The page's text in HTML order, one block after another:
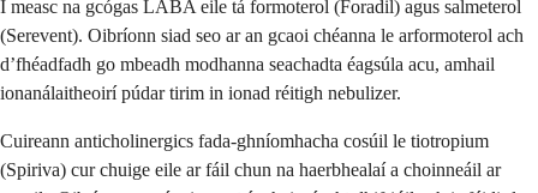
I measc na gcógas LABA eile tá formoterol (Foradil) agus salmeterol
(Serevent). Oibríonn siad seo ar an gcaoi chéanna le arformoterol ach
d’fhéadfadh go mbeadh modhanna seachadta éagsúla acu, amhail
ionanálaitheoirí púdar tirim in ionad réitigh nebulizer.
Cuireann anticholinergics fada-ghníomhacha cosúil le tiotropium
(Spiriva) cur chuige eile ar fáil chun na haerbhealaí a choinneáil ar